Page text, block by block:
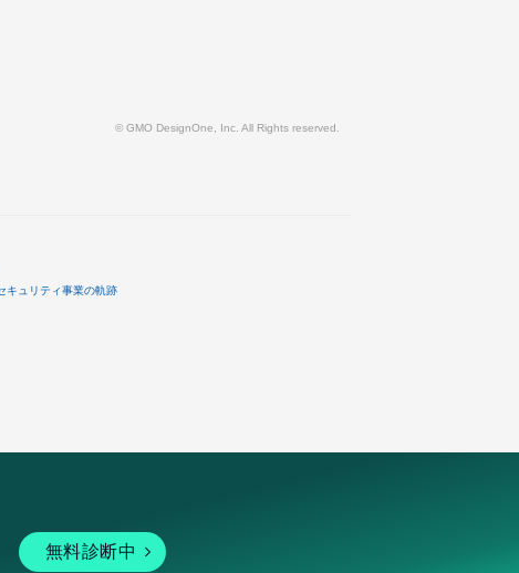
© GMO DesignOne, Inc. All Rights reserved.
キュリティ事業の軌跡
無料診断中